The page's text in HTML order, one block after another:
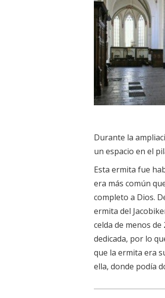
Durante la
un espacio en el
Esta ermita fue
era más común
completo a Dios.
ermita del
celda de menos
dedicada, por lo
que la ermita era
ella, donde podía